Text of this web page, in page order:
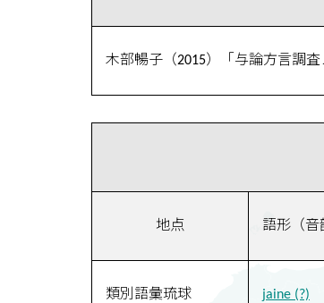
木部暢子（2015）「与論方言調査
地点 語形（音
類別語彙琉球 jaine (?)